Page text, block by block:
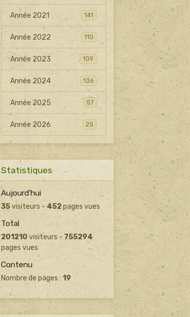
Année 2021 141
Année 2022 110
Année 2023 109
Année 2024 136
Année 2025 57
Année 2026 25
Statistiques
Aujourd'hui
35visiteurs -452pages vues
Total
201210visiteurs - 755294
pages vues
Contenu
Nombre de pages : 19